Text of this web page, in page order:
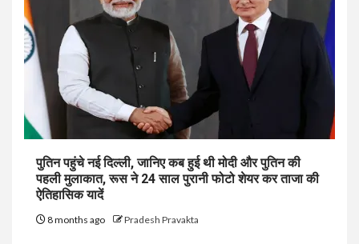
पुतिन पहुंचे नई दिल्ली, जानिए कब हुई थी मोदी और पुतिन की
पहली मुलाकात, रूस ने 24 साल पुरानी फोटो शेयर कर ताजा की
ऐतिहासिक यादें
8 months ago Pradesh Pravakta